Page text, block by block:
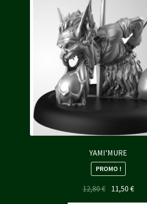
YAMI’MURE
PROMO !
12,80€ Le
prix
11,50€Le
prix